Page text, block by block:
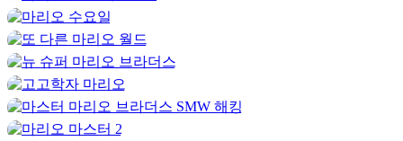
카테고리
슈퍼마리오